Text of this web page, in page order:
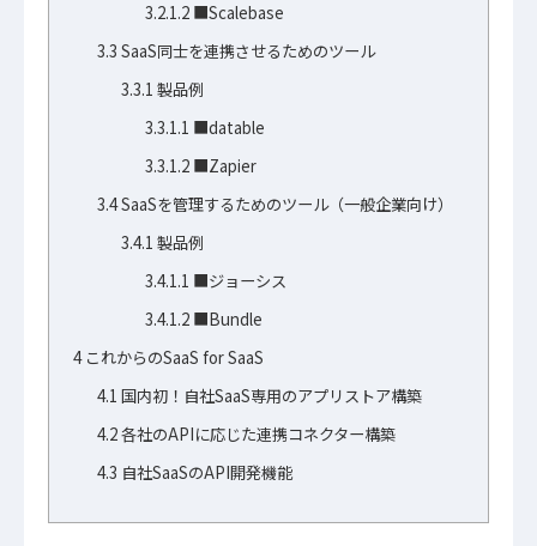
3.2.1.2■Scalebase
3.3 SaaS同士を連携させるためのツール
3.3.1 製品例
3.3.1.1 ■datable
3.3.1.2■Zapier
3.4SaaSを管理するためのツール（一般企業向け）
3.4.1 製品例
3.4.1.1 ■ジョーシス
3.4.1.2■Bundle
4これからのSaaS for SaaS
4.1 国内初！自社SaaS専用のアプリストア構築
4.2各社のAPIに応じた連携コネクター構築
4.3 自社SaaSのAPI開発機能